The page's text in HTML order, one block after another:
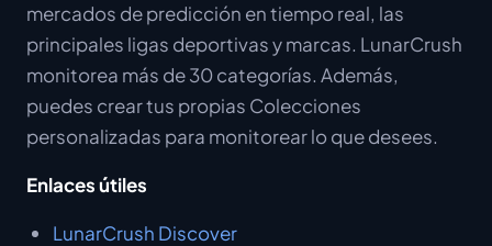
mercados de predicción en tiempo real, las
principales ligas deportivas y marcas. LunarCrush
monitorea más de 30 categorías. Además,
puedes crear tus propias Colecciones
personalizadas para monitorear lo que desees.
Enlaces útiles
LunarCrush Discover